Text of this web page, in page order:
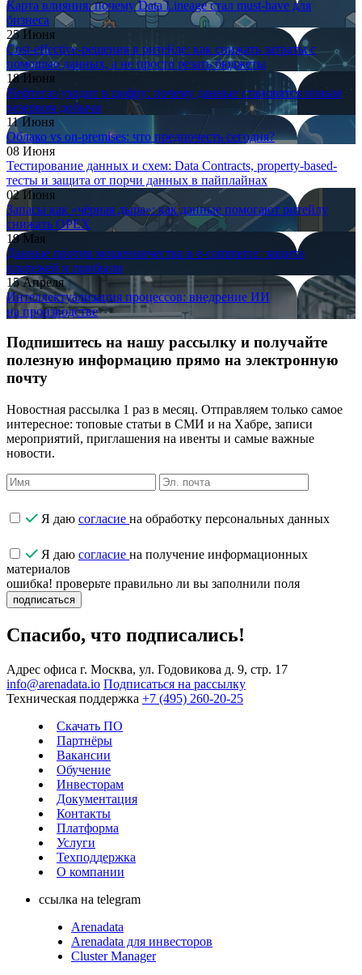
Карта влияния: почему Data Lineage стал must-have для
бизнеса
25 Июня
Cost-effective-решения в ритейле: как снижать затраты с
помощью данных, а не просто резать бюджеты
18 Июня
Нефтегаз уходит в цифру: почему данные становятся новым
резервом добычи
11 Июня
Облако vs on-premises: что предпочесть сегодня?
08 Июня
Тестирование данных и схем: Data Contracts, property-based-
тесты и защита от порчи данных в пайплайнах
02 Июня
Запасы как «чёрная дыра»: как данные помогают ритейлу
снижать OPEX
19 Мая
Данные против мошенничества в e-commerce: защита
платежей и прибыли
15 Апреля
Интеллектуализация процессов: внедрение ИИ
на производстве
Подпишитесь на нашу рассылку и получайте
полезную информацию прямо на электронную
почту
Новостная рассылка 1 раз в месяц. Отправляем только самое
интересное: топовые статьи в СМИ и на Хабре, записи
мероприятий, приглашения на ивенты и самые важные
новости.
Я даю согласие на обработку персональных данных
Я даю согласие на получение информационных
материалов
ошибка! проверьте правильно ли вы заполнили поля
подписаться
Спасибо, что подписались!
Адрес офиса г. Москва, ул. Годовикова д. 9, стр. 17
info@arenadata.io Подписаться на рассылку
Техническая поддержка +7 (495) 260-20-25
Скачать ПО
Партнёры
Вакансии
Обучение
Инвесторам
Документация
Контакты
Платформа
Услуги
Техподдержка
О компании
ссылка на telegram
Arenadata
Arenadata для инвесторов
Cluster Manager